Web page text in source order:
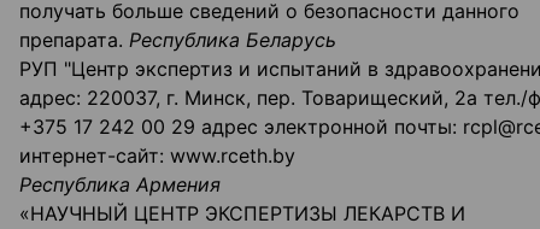
получать больше сведений о безопасности данного
препарата. Республика Беларусь
РУП "Центр экспертиз и испытаний в
адрес: 220037, г. Минск, пер. Товарищеский, 2а тел./
+375 17 242 00 29 адрес электронной почты:
интернет-сайт: www.rceth.by
Республика Армения
«НАУЧНЫЙ ЦЕНТР ЭКСПЕРТИЗЫ ЛЕКАРСТВ И